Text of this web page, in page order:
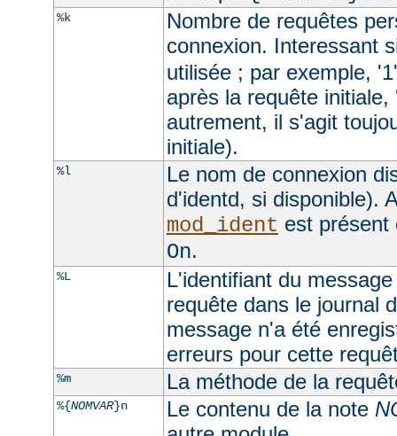
%k
Nombre de requêtes
connexion. Interessant
utilisée ; par exemple,
après la requête
autrement, il s'agit
initiale).
%l
Le nom de connexion
d'identd, si disponible).
mod_ident est
On.
%L
L'identifiant du
requête dans le journal
message n'a été
erreurs pour cette
%m La méthode de la
%{NOMVAR}n Le contenu de la note